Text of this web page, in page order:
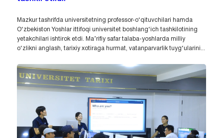
Mazkur tashrifda universitetning professor-o‘qituvchilari hamda
O‘zbekiston Yoshlar ittifoqi universitet boshlang‘ich tashkilotining
yetakchilari ishtirok etdi. Ma’rifiy safar talaba-yoshlarda milliy
o‘zlikni anglash, tarixiy xotiraga hurmat, vatanparvarlik tuyg‘ularini...